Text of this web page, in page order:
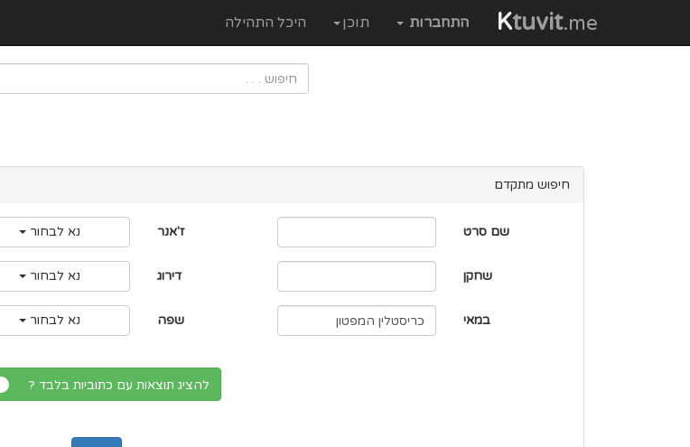
Ktuvit.me התחברות תוכן היכל התהילה
חיפוש מתקדם
שם סרט
שחקן
במאי
ז'אנר נא לבחור
דירוג נא לבחור
שפה נא לבחור
להציג תוצאות עם כתוביות בלבד ?